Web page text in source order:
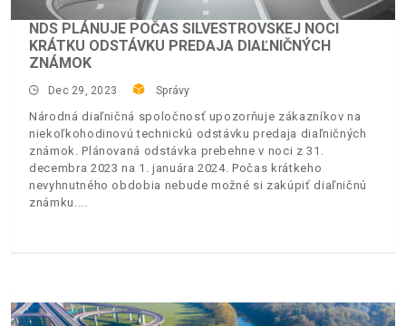
NDS PLÁNUJE POČAS SILVESTROVSKEJ NOCI
KRÁTKU ODSTÁVKU PREDAJA DIAĽNIČNÝCH
ZNÁMOK
Dec 29, 2023 Správy
Národná diaľničná spoločnosť upozorňuje zákazníkov na
niekoľkohodinovú technickú odstávku predaja diaľničných
známok. Plánovaná odstávka prebehne v noci z 31.
decembra 2023 na 1. januára 2024. Počas krátkeho
nevyhnutného obdobia nebude možné si zakúpiť diaľničnú
známku.